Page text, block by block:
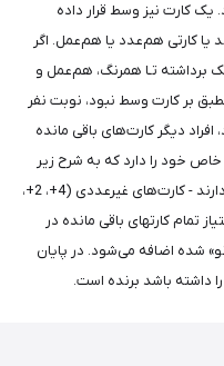
داده می‌شود. یک کارت نیز وسط قرار داده
یا کارتی هم‌عدد یا هم‌عمل. اگر
برداشته تـا همرنگ، هم‌عمل و
بر کارت وسط نبود، نوبت نفر
دیگر کارت‌های باقی مانده
خود را دارد که به شرح زیر
است: - کارت‌های عددی: به اندازه عددی که دارند - کارت‌های غیرعددی (4+، 2+،
و...): هر کدام 20 امتیاز امتیاز تمام کارتهای باقی مانده در
شده اضافه می‌شود. در پایان
داشته باشد برنده است.